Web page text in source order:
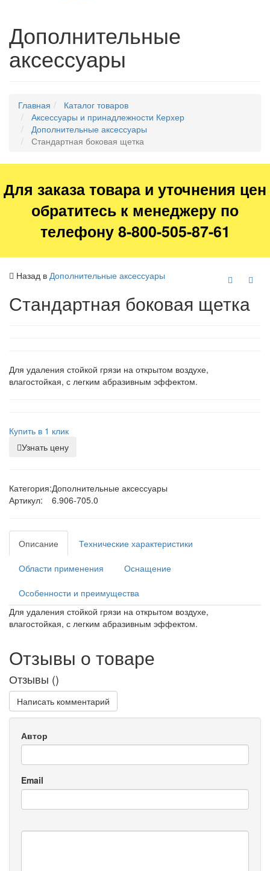
Дополнительные
аксессуары
Главная
Каталог товаров
Аксессуары и принадлежности Керхер
Дополнительные аксессуары
Стандартная боковая щетка
Для заказа товара и уточнения цен
обратитесь к менеджеру по
телефону 8-800-505-87-61
Назад в Дополнительные аксессуары
Стандартная боковая щетка
Для удаления стойкой грязи на открытом воздухе,
влагостойкая, с легким абразивным эффектом.
Купить в 1 клик
Узнать цену
Категория:Дополнительные аксессуары
Артикул:
6.906-705.0
Описание Технические характеристики
Области применения Оснащение
Особенности и преимущества
Для удаления стойкой грязи на открытом воздухе,
влагостойкая, с легким абразивным эффектом.
Отзывы о товаре
Отзывы ()
Написать комментарий
Автор
Email